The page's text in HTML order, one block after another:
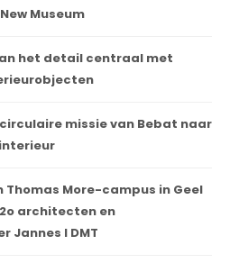
Museum
het detail centraal met
missie van Bebat naar
More-campus in Geel
architecten en
Jannes I DMT